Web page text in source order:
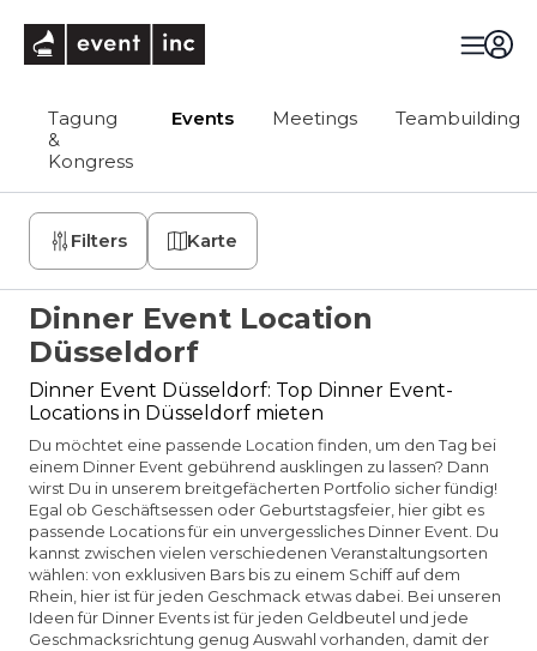
Tagung
&
Kongress
Events Meetings Teambuilding
Filters Karte
Dinner Event Location
Düsseldorf
Dinner Event Düsseldorf: Top Dinner Event-
Locations in Düsseldorf mieten
Du möchtet eine passende Location finden, um den Tag bei
einem Dinner Event gebührend ausklingen zu lassen? Dann
wirst Du in unserem breitgefächerten Portfolio sicher fündig!
Egal ob Geschäftsessen oder Geburtstagsfeier, hier gibt es
passende Locations für ein unvergessliches Dinner Event. Du
kannst zwischen vielen verschiedenen Veranstaltungsorten
wählen: von exklusiven Bars bis zu einem Schiff auf dem
Rhein, hier ist für jeden Geschmack etwas dabei. Bei unseren
Ideen für Dinner Events ist für jeden Geldbeutel und jede
Geschmacksrichtung genug Auswahl vorhanden, damit der